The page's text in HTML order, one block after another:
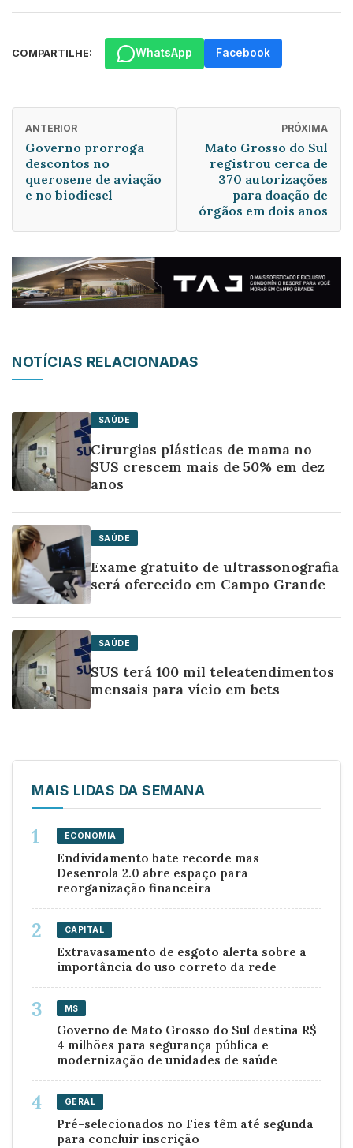
COMPARTILHE: WhatsApp Facebook
ANTERIOR
Governo prorroga
descontos no
querosene de aviação
e no biodiesel
PRÓXIMA
Mato Grosso do Sul
registrou cerca de
370 autorizações
para doação de
órgãos em dois anos
NOTÍCIAS RELACIONADAS
SAÚDE
Cirurgias plásticas de mama no
SUS crescem mais de 50% em dez
anos
SAÚDE
Exame gratuito de ultrassonografia
será oferecido em Campo Grande
SAÚDE
SUS terá 100 mil teleatendimentos
mensais para vício em bets
MAIS LIDAS DA SEMANA
ECONOMIA
Endividamento bate recorde mas
Desenrola 2.0 abre espaço para
reorganização financeira
CAPITAL
Extravasamento de esgoto alerta sobre a
importância do uso correto da rede
MS
Governo de Mato Grosso do Sul destina R$
4 milhões para segurança pública e
modernização de unidades de saúde
GERAL
Pré-selecionados no Fies têm até segunda
para concluir inscrição